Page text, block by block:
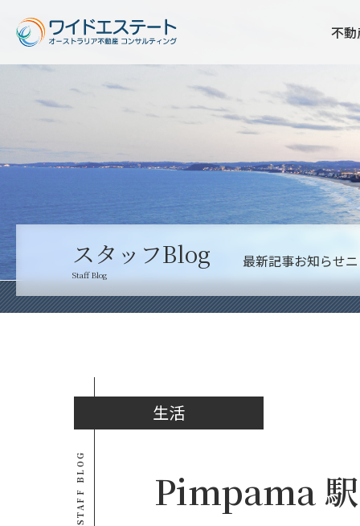
不
スタッフBlog
Staff Blog
最新記事お知らせ
生活
STAFF BLOG Pimpama